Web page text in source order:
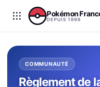
Aller au contenu
Pokémon
DEPUIS 1999
COMMUNAUTÉ
Règlement de